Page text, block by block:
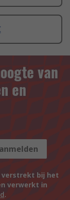
van
en
verstrekt bij het
verwerkt in
.